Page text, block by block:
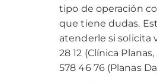
tipo de operación
que tiene dudas.
atenderle si solicita
28 12 (Clínica
578 46 76 (Planas